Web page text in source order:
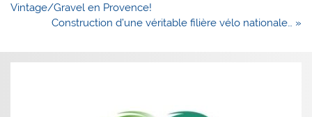
de
Vintage/Gravel en Provence!
Construction d’une véritable filière vélo nationale… »